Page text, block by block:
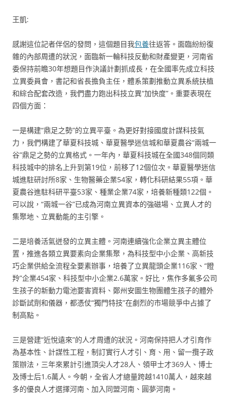
王凱:
感謝這位記者伴侶的發問，這個題目我包養往返答。面臨紛紛復
雜的內部周遭的狀況，面臨新一輪科技反動和財產變更，河南省
委保持前瞻30年想題目作決議計劃抓成長，在全國率先成立科技
立異委員會，書記和省長擔負主任，體系策劃推動立異系統扶植
和綜合配套改造，我們盡力跑出科技立異“加快度”。重要表現在
四個方面：
一是構建“鼎足之勢”的立異平臺。為更好對接國度計謀科技氣
力，我們構建了華夏科技城、華夏醫學迷信城和華夏農谷“兩城一
谷”鼎足之勢的立異格式。一年內，華夏科技城在全國348個同類
科技城中的排名上升到第19位，前移了12個位次。華夏醫學迷信
城進駐研討所8家、生物醫藥企業54家，轉化科研結果55項。華
夏農谷進駐科研平臺53家、種業企業74家，培養新種類122個。
可以說，“兩城一谷”已成為河南立異資本的強磁場、立異人才的
集聚地、立異動能的主引擎。
二是培養活氣迸發的立異主體。河南連續強化企業立異主體位
置，推進各類立異要素向企業集聚，為科技型中小企業、高新技
巧企業供給全流程全要素辦事，培養了立異龍頭企業116家、“瞪
羚”企業454家、科技型中小企業2.6萬家。好比，焦作多氟多公司
生孩子的新動力電池要害資料、鄭州安圖生物團體生孩子的體外
診斷試劑和儀器，都憑仗“獨門特技”在劇烈的市場競爭中占據了
制高點。
三是營建“近悅遠來”的人才周遭的狀況。河南保持把人才引育作
為基本性、計謀性工程，制訂實行人才引、育、用、留一攬子政
策辦法，三年來累計引進頂尖人才28人、領甲士才369人、博士
及博士后1.6萬人。今朝，全省人才總量跨越1410萬人，越來越
多的優良人才選擇河南、加入同盟河南、圓夢河南。